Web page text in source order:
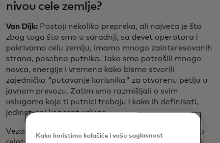
nivou cele zemlje?
Van Dijk: Postoji nekoliko prepreka, ali najveća je što
zbog toga što smo u saradnji, sa devet operatora i
pokrivamo celu zemlju, imamo mnogo zainteresovanih
strana, posebno putnika. Tako smo potrošili mnogo
novca, energije i vremena kako bismo stvorili
zajedničko "putovanje korisnika" za otvorenu petlju u
javnom prevozu. Zatim smo razmišljali o svim
uslugama koje ti putnici trebaju i kako ih definisati,
jedinstveni koncept usluge.
Vezano za ažuriranje naše infrastrukture, jer imamo
Kako koristimo kolačiće i vašu saglasnost